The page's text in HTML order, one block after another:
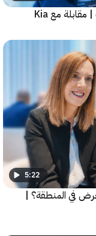
5:22
المنطقة؟ |